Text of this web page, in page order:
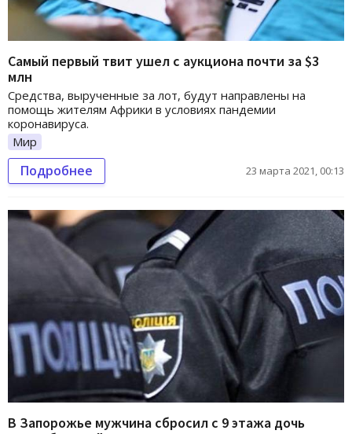
Самый первый твит ушел с аукциона почти за $3
млн
Средства, вырученные за лот, будут направлены на
помощь жителям Африки в условиях пандемии
коронавируса.
Мир
Подробнее 23 марта 2021, 00:13
В Запорожье мужчина сбросил с 9 этажа дочь